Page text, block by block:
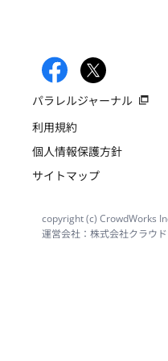
パラレルジャーナル
利用規約
個人情報保護方針
サイトマップ
copyright (c) CrowdWorks
運営会社：株式会社クラウ